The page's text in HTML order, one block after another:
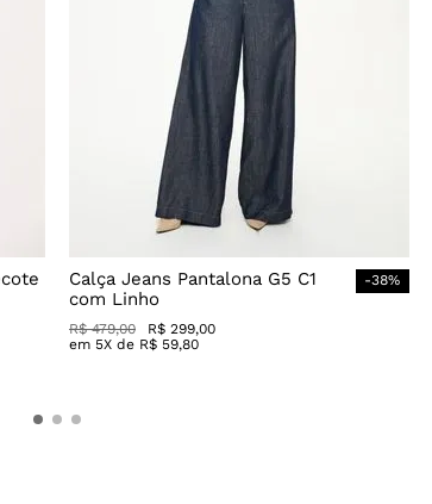
Calça Jeans Pantalona G5 C1
com Linho
-38%
R$ 479,00 R$ 299,00
em 5X de R$ 59,80